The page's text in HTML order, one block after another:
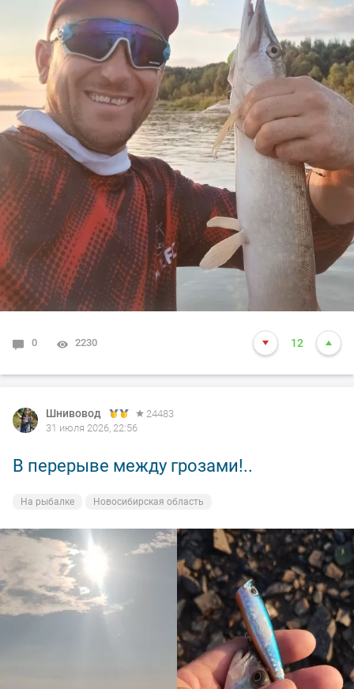
0 2230 12
Шнивовод
24483
31 июля 2026, 22:56
В перерыве между грозами!..
На рыбалке Новосибирская область